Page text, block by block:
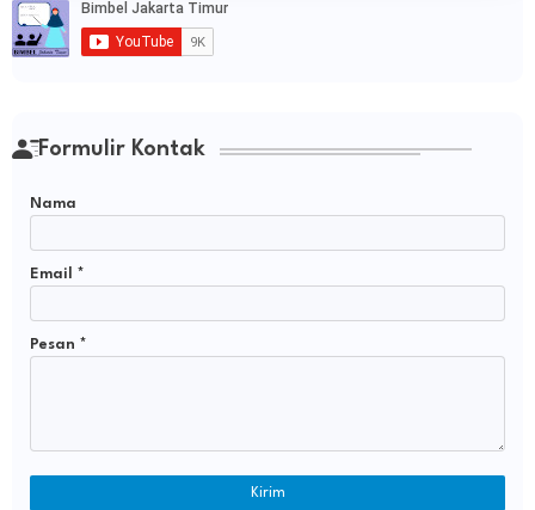
Formulir Kontak
Nama
Email *
Pesan *